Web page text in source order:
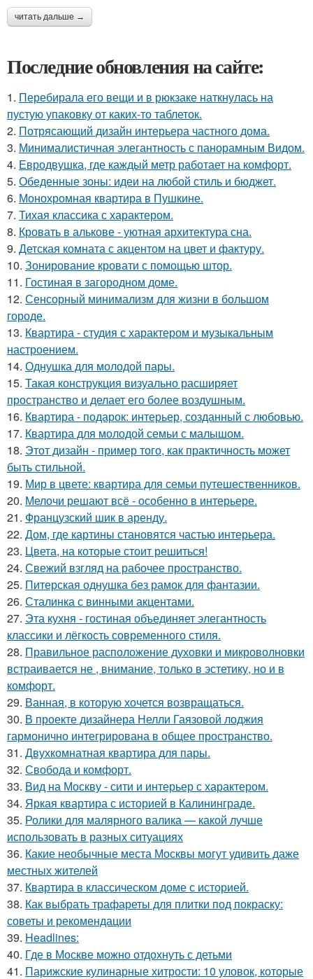
читать дальше →
Последние обновления на сайте:
1. Перебирала его вещи и в рюкзаке наткнулась на
пустую упаковку от каких-то таблеток.
2. Потрясающий дизайн интерьера частного дома.
3. Минималистичная элегантность с панорамным Видом.
4. Евродвушка, где каждый метр работает на комфорт.
5. Обеденные зоны: идеи на любой стиль и бюджет.
6. Монохромная квартира в Пушкине.
7. Тихая классика с характером.
8. Кровать в алькове - уютная архитектура сна.
9. Детская комната с акцентом на цвет и фактуру.
10. Зонирование кровати с помощью штор.
11. Гостиная в загородном доме.
12. Сенсорный минимализм для жизни в большом
городе.
13. Квартира - студия с характером и музыкальным
настроением.
14. Однушка для молодой пары.
15. Такая конструкция визуально расширяет
пространство и делает его более воздушным.
16. Квартира - подарок: интерьер, созданный с любовью.
17. Квартира для молодой семьи с малышом.
18. Этот дизайн - пример того, как практичность может
быть стильной.
19. Мир в цвете: квартира для семьи путешественников.
20. Мелочи решают всё - особенно в интерьере.
21. Французский шик в аренду.
22. Дом, где картины становятся частью интерьера.
23. Цвета, на которые стоит решиться!
24. Свежий взгляд на рабочее пространство.
25. Питерская однушка без рамок для фантазии.
26. Сталинка с винными акцентами.
27. Эта кухня - гостиная объединяет элегантность
классики и лёгкость современного стиля.
28. Правильное расположение духовки и микроволновки
встраивается не , внимание, только в эстетику, но и в
комфорт.
29. Ванная, в которую хочется возвращаться.
30. В проекте дизайнера Нелли Гаязовой лоджия
гармонично интегрирована в общее пространство.
31. Двухкомнатная квартира для пары.
32. Свобода и комфорт.
33. Вид на Москву - сити и интерьер с характером.
34. Яркая квартира с историей в Калининграде.
35. Ролики для малярного валика — какой лучше
использовать в разных ситуациях
36. Какие необычные места Москвы могут удивить даже
местных жителей
37. Квартира в классическом доме с историей.
38. Как выбрать трафареты для плитки под покраску:
советы и рекомендации
39. Headlines:
40. Где в Москве можно отдохнуть с детьми
41. Парижские кулинарные хитрости: 10 уловок, которые